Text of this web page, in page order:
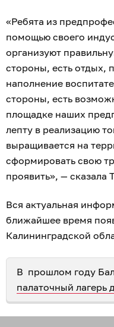
«Ребята из
помощью своего
организуют
стороны, есть отдых,
наполнение
стороны, есть
площадке наших
лепту в реализацию
выращивается на
сформировать свою
проявить», — сказала
Вся актуальная
ближайшее время
Калининградской
В прошлом году
палаточный лагерь